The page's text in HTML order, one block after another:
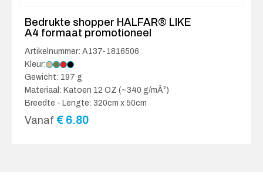
Bedrukte shopper HALFAR® LIKE
A4 formaat promotioneel
Artikelnummer: A137-1816506
Kleur:
Gewicht: 197 g
Materiaal: Katoen 12 OZ (~340 g/mÂ²)
Breedte - Lengte: 320cm x 50cm
Vanaf € 6.80